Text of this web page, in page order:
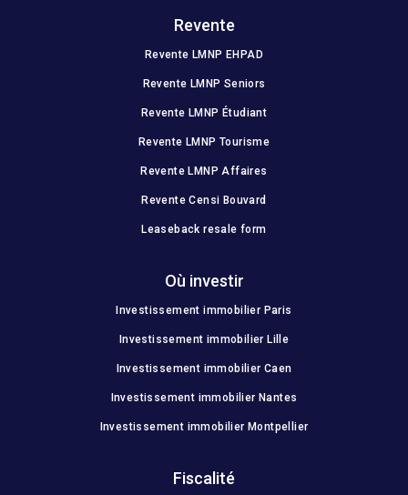
Revente
Revente LMNP EHPAD
Revente LMNP Seniors
Revente LMNP Étudiant
Revente LMNP Tourisme
Revente LMNP Affaires
Revente Censi Bouvard
Leaseback resale form
Où investir
Investissement immobilier Paris
Investissement immobilier Lille
Investissement immobilier Caen
Investissement immobilier Nantes
Investissement immobilier Montpellier
Fiscalité